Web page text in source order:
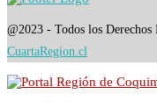
@2023 - Todos los Derechos
CuartaRegion.cl